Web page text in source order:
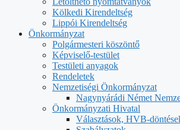
Kölkedi Kirendeltség
Lippói Kirendeltség
Önkormányzat
Polgármesteri köszöntő
Képviselő-testület
Testületi anyagok
Rendeletek
Nemzetiségi Önkormányzat
Nagynyárádi Német
Önkormányzati Hivatal
Választások, HVB-